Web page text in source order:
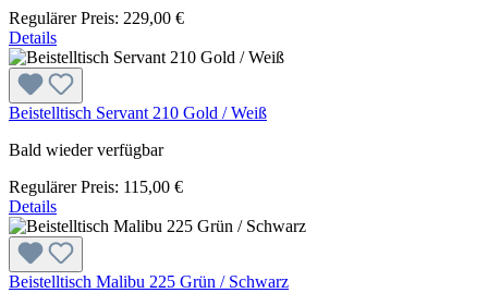
Regulärer Preis: 229,00 €
Details
Beistelltisch Servant 210 Gold / Weiß
Bald wieder verfügbar
Regulärer Preis: 115,00 €
Details
Beistelltisch Malibu 225 Grün / Schwarz